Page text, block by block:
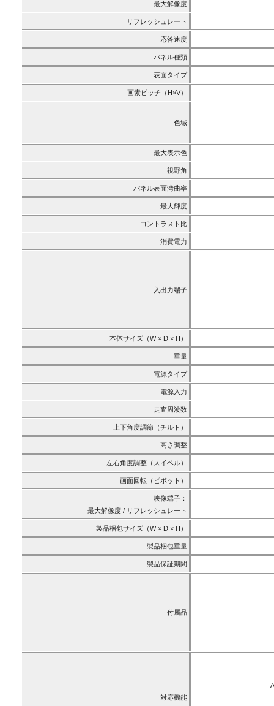
最大解像度
リフレッシュレート
応答速度
パネル種類
表面タイプ
画素ピッチ（H×V）
色域
最大表示色
視野角
パネル表面湾曲率
最大輝度
コントラスト比
消費電力
入出力端子
本体サイズ（W × D × H）
重量
電源タイプ
電源入力
走査周波数
上下角度調節（チルト）
高さ調整
左右角度調整（スイベル）
画面回転（ピボット）
映像端子：
最大解像度 / リフレッシュレート
製品梱包サイズ（W × D × H）
製品梱包重量
製品保証期間
付属品
対応機能